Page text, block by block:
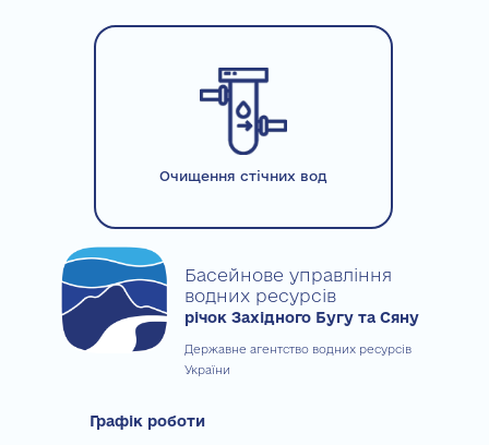
Очищення стічних вод
Басейнове управління
водних ресурсів
річок Західного Бугу та Сяну
Державне агентство водних ресурсів
України
Графік роботи